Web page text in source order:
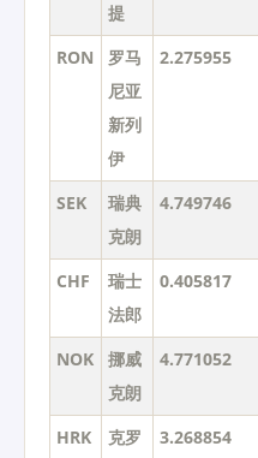
提
RON
罗马
尼亚
新列
伊
2.275955
SEK
瑞典
克朗
4.749746
CHF
瑞士
法郎
0.405817
NOK
挪威
克朗
4.771052
HRK
克罗
3.268854